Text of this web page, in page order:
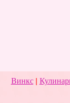
Винкс|